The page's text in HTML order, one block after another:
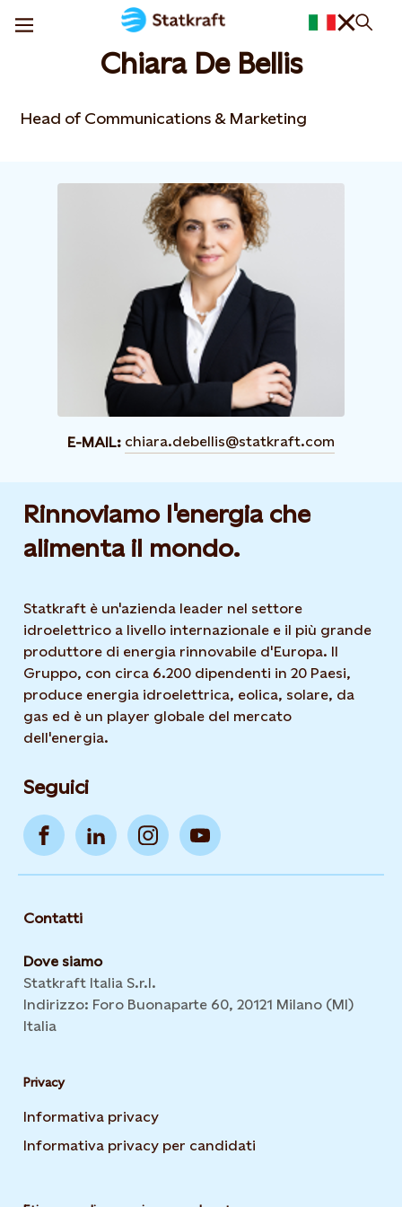
Chiara De Bellis
Head of Communications & Marketing
E-MAIL: chiara.debellis@statkraft.com
Rinnoviamo l'energia che
alimenta il mondo.
Statkraft è un'azienda leader nel settore
idroelettrico a livello internazionale e il più grande
produttore di energia rinnovabile d'Europa. Il
Gruppo, con circa 6.200 dipendenti in 20 Paesi,
produce energia idroelettrica, eolica, solare, da
gas ed è un player globale del mercato
dell'energia.
Seguici
Contatti
Dove siamo
Statkraft Italia S.r.l.
Indirizzo: Foro Buonaparte 60, 20121 Milano (MI)
Italia
Privacy
Informativa privacy
Informativa privacy per candidati